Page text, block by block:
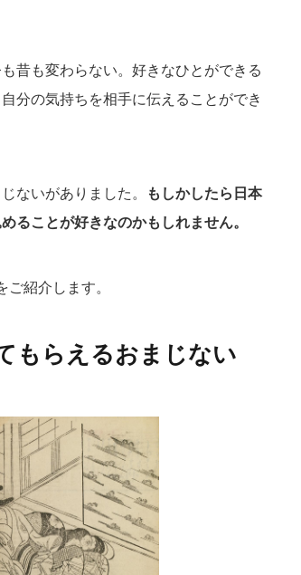
昔も変わらない。好きなひとができる
分の気持ちを相手に伝えることができ
ないがありました。
もしかしたら日本
ることが好きなのかもしれません。
紹介します。
もらえるおまじない